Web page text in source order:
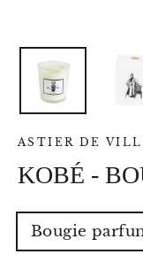
ASTIER DE
KOBÉ -
VOLUME
Bougie